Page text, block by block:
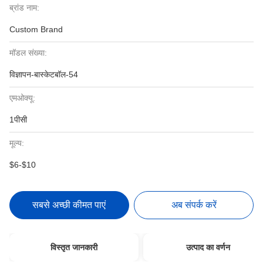
ब्रांड नाम:
Custom Brand
मॉडल संख्या:
विज्ञापन-बास्केटबॉल-54
एमओक्यू:
1पीसी
मूल्य:
$6-$10
सबसे अच्छी कीमत पाएं अब संपर्क करें
विस्तृत जानकारी उत्पाद का वर्णन